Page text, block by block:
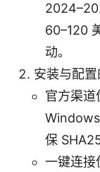
60–120
动。
安装与配置
官方渠道
保
一键连接